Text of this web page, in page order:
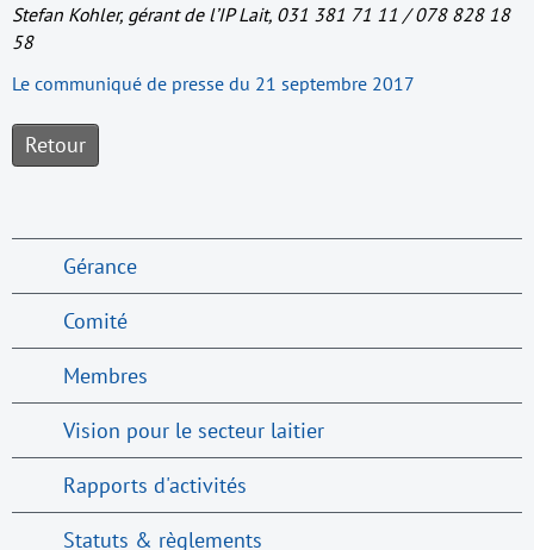
Stefan Kohler, gérant de l’IP Lait, 031 381 71 11 / 078 828 18
58
Le communiqué de presse du 21 septembre 2017
Retour
Gérance
Comité
Membres
Vision pour le secteur laitier
Rapports d'activités
Statuts & règlements